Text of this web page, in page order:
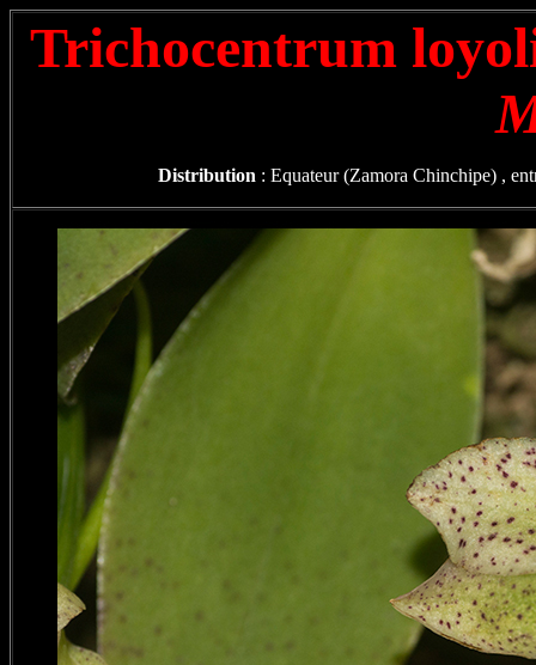
Trichocentrum
Distribution : Equateur (Zamora Chinchipe) ,